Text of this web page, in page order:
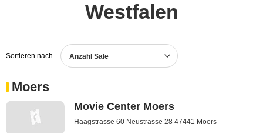
Westfalen
Sortieren nach Anzahl Säle
Moers
Movie Center Moers
Haagstrasse 60 Neustrasse 28 47441 Moers